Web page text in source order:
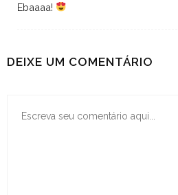
Ebaaaa!
DEIXE UM COMENTÁRIO